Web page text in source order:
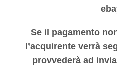
Se il pagamento
l’acquirente verrà
provvederà ad